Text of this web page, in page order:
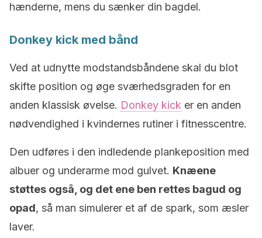
hænderne, mens du sænker din bagdel.
Donkey kick med bånd
Ved at udnytte modstandsbåndene skal du blot
skifte position og øge sværhedsgraden for en
anden klassisk øvelse. Donkey kick er en anden
nødvendighed i kvindernes rutiner i fitnesscentre.
Den udføres i den indledende plankeposition med
albuer og underarme mod gulvet. Knæene
støttes også, og det ene ben rettes bagud og
opad, så man simulerer et af de spark, som æsler
laver.